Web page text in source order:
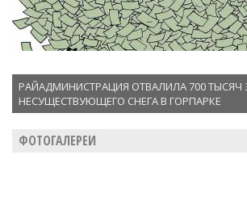
РАЙАДМИНИСТРАЦИЯ ОТВАЛИЛА 700 ТЫСЯЧ
НЕСУЩЕСТВУЮЩЕГО СНЕГА В ГОРПАРКЕ
ФОТОГАЛЕРЕИ